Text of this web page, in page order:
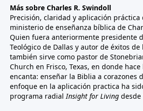
Más sobre Charles R. Swindoll
Precisión, claridad y aplicación práctica
ministerio de enseñanza bíblica de
Quien fuera anteriormente presidente
Teológico de Dallas y autor de éxitos
también sirve como pastor de
Church en Frisco, Texas, en donde
encanta: enseñar la Biblia a corazones
enfoque en la aplicación practica ha
programa radialInsight for Living desde